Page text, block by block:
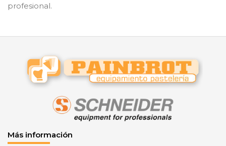
profesional.
Más información